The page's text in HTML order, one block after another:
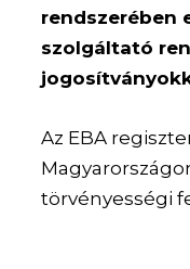
rendszerében
szolgáltató
Az EBA
törvényességi